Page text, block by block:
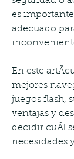
es
adecuado
En este
mejores
juegos flash,
ventajas y
decidir cuÃl
necesidades